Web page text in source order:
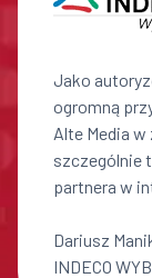
Jako
ogromną
Alte Media
szczególnie
partnera w
Dariusz
INDECO